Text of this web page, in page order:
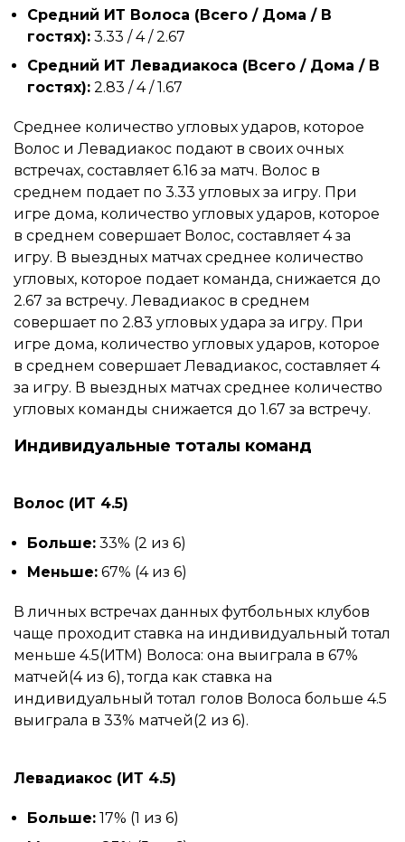
Средний ИТ Волоса (Всего / Дома / В
гостях): 3.33 / 4 / 2.67
Средний ИТ Левадиакоса (Всего / Дома / В
гостях): 2.83 / 4 / 1.67
Среднее количество угловых ударов, которое
Волос и Левадиакос подают в своих очных
встречах, составляет 6.16 за матч. Волос в
среднем подает по 3.33 угловых за игру. При
игре дома, количество угловых ударов, которое
в среднем совершает Волос, составляет 4 за
игру. В выездных матчах среднее количество
угловых, которое подает команда, снижается до
2.67 за встречу. Левадиакос в среднем
совершает по 2.83 угловых удара за игру. При
игре дома, количество угловых ударов, которое
в среднем совершает Левадиакос, составляет 4
за игру. В выездных матчах среднее количество
угловых команды снижается до 1.67 за встречу.
Индивидуальные тоталы команд
Волос (ИТ 4.5)
Больше: 33% (2 из 6)
Меньше: 67% (4 из 6)
В личных встречах данных футбольных клубов
чаще проходит ставка на индивидуальный тотал
меньше 4.5(ИТМ) Волоса: она выиграла в 67%
матчей(4 из 6), тогда как ставка на
индивидуальный тотал голов Волоса больше 4.5
выиграла в 33% матчей(2 из 6).
Левадиакос (ИТ 4.5)
Больше: 17% (1 из 6)